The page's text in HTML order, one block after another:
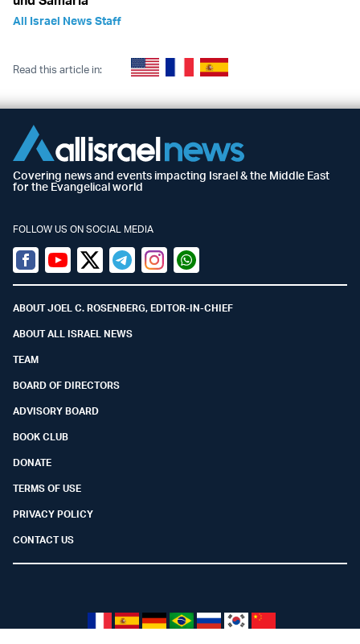
All Israel News Staff
Read this article in:
Covering news and events impacting Israel & the Middle East
for the Evangelical world
FOLLOW US ON SOCIAL MEDIA
Facebook
YoutubeTwitter (X)
TelegramInstagramWhatsapp
ABOUT JOEL C. ROSENBERG, EDITOR-IN-CHIEF
ABOUT ALL ISRAEL NEWS
TEAM
BOARD OF DIRECTORS
ADVISORY BOARD
BOOK CLUB
DONATE
TERMS OF USE
PRIVACY POLICY
CONTACT US